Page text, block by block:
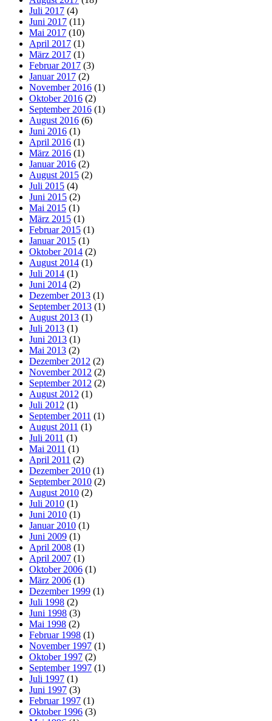
Juli 2017 (4)
Juni 2017 (11)
Mai 2017 (10)
April 2017 (1)
März 2017 (1)
Februar 2017 (3)
Januar 2017 (2)
November 2016 (1)
Oktober 2016 (2)
September 2016 (1)
August 2016 (6)
Juni 2016 (1)
April 2016 (1)
März 2016 (1)
Januar 2016 (2)
August 2015 (2)
Juli 2015 (4)
Juni 2015 (2)
Mai 2015 (1)
März 2015 (1)
Februar 2015 (1)
Januar 2015 (1)
Oktober 2014 (2)
August 2014 (1)
Juli 2014 (1)
Juni 2014 (2)
Dezember 2013 (1)
September 2013 (1)
August 2013 (1)
Juli 2013 (1)
Juni 2013 (1)
Mai 2013 (2)
Dezember 2012 (2)
November 2012 (2)
September 2012 (2)
August 2012 (1)
Juli 2012 (1)
September 2011 (1)
August 2011 (1)
Juli 2011 (1)
Mai 2011 (1)
April 2011 (2)
Dezember 2010 (1)
September 2010 (2)
August 2010 (2)
Juli 2010 (1)
Juni 2010 (1)
Januar 2010 (1)
Juni 2009 (1)
April 2008 (1)
April 2007 (1)
Oktober 2006 (1)
März 2006 (1)
Dezember 1999 (1)
Juli 1998 (2)
Juni 1998 (3)
Mai 1998 (2)
Februar 1998 (1)
November 1997 (1)
Oktober 1997 (2)
September 1997 (1)
Juli 1997 (1)
Juni 1997 (3)
Februar 1997 (1)
Oktober 1996 (3)